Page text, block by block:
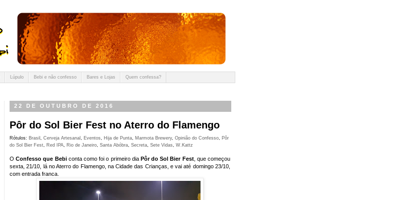
Lúpulo Bebi e não confesso Bares e Lojas Quem confessa?
22 DE OUTUBRO DE 2016
Pôr do Sol Bier Fest no Aterro do Flamengo
Rótulos: Brasil Cerveja Artesanal Eventos Hija de Punta Marmota Brewery, Opinião do Confesso
Pôr
do Sol Bier Fest
Red IPA Rio de Janeiro Santa Abóbra Secreta Sete Vidas W.Kattz
OConfesso que Bebi conta como foi o primeiro dia Pôr do Sol Bier Fest, que começou
sexta, 21/10, lá no Aterro do Flamengo, na Cidade das Crianças, e vai até domingo 23/10,
com entrada franca.